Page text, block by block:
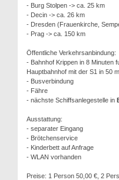
- Burg Stolpen -> ca. 25 km
- Decin -> ca. 26 km
- Dresden (Frauenkirche,
- Prag -> ca. 150 km
Öffentliche Verkehrsanbindung:
- Bahnhof Krippen in 8 Minuten
Hauptbahnhof mit der S1 in 50
- Busverbindung
- Fähre
- nächste Schiffsanlegestelle in
Ausstattung:
- separater Eingang
- Brötchenservice
- Kinderbett auf Anfrage
- WLAN vorhanden
Preise: 1 Person 50,00 €, 2